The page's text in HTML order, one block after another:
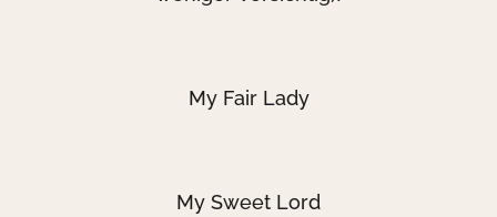
My Fair Lady
My Sweet Lord